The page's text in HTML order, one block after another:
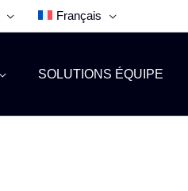
Français
SOLUTIONS ÉQUIPE